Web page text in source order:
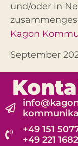
und/oder in
Kagon
September
+49 151
+49 221